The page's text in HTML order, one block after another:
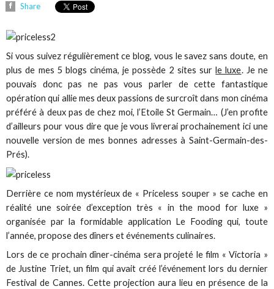
Share
Si vous suivez régulièrement ce blog, vous le savez sans doute, en
plus de mes 5 blogs cinéma, je possède 2 sites surle luxe. Je ne
pouvais donc pas ne pas vous parler de cette fantastique
opération qui allie mes deux passions de surcroît dans mon cinéma
préféré à deux pas de chez moi, l’Etoile St Germain… (J’en profite
d’ailleurs pour vous dire que je vous livrerai prochainement ici une
nouvelle version de mes bonnes adresses à Saint-Germain-des-
Prés).
Derrière ce nom mystérieux de « Priceless souper » se cache en
réalité une soirée d’exception très « in the mood for luxe »
organisée par la formidable application Le Fooding qui, toute
l’année, propose des dîners et événements culinaires.
Lors de ce prochain dîner-cinéma sera projeté le film « Victoria »
de Justine Triet, un film qui avait créé l’événement lors du dernier
Festival de Cannes. Cette projection aura lieu en présence de la